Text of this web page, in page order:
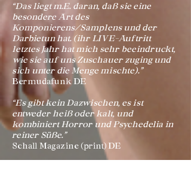
“Das liegt m.E. daran, daß sie eine
besondere Art des
Komponierens/Samplens und der
Darbietun hat. (ihr LIVE-Auftritt
letztes Jahr hat mich sehr beeindruckt,
wie sie auf uns Zuschauer zuging und
sich unter die Menge mischte).”
Bermudafunk DE
“Es gibt kein Dazwischen, es ist
entweder heiß oder kalt, und
kombiniert Horror und Psychedelia in
reiner Süße.”
Schall Magazine (print) DE